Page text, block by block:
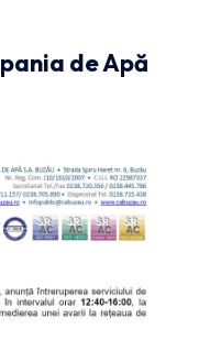
de Apă